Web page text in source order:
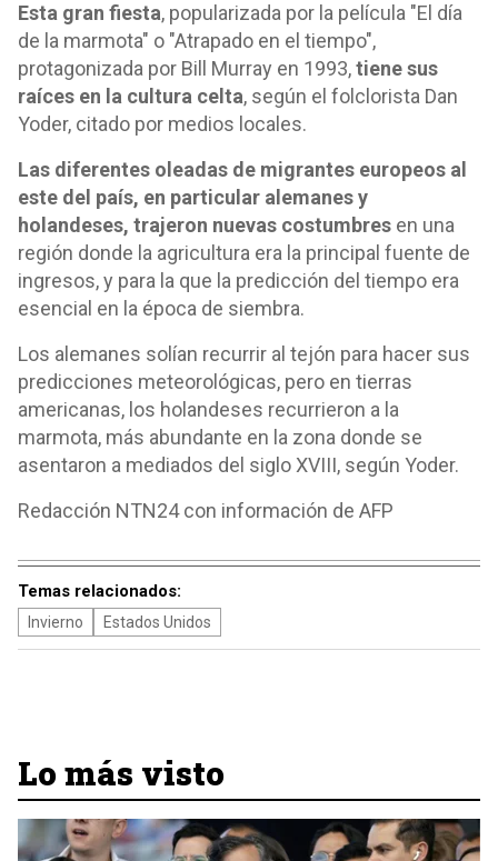
Esta gran fiesta, popularizada por la película "El día
de la marmota" o "Atrapado en el tiempo",
protagonizada por Bill Murray en 1993,tiene sus
raíces en la cultura celta, según el folclorista Dan
Yoder, citado por medios locales.
Las diferentes oleadas de migrantes europeos al
este del país, en particular alemanes y
holandeses, trajeron nuevas costumbres en una
región donde la agricultura era la principal fuente de
ingresos, y para la que la predicción del tiempo era
esencial en la época de siembra.
Los alemanes solían recurrir al tejón para hacer sus
predicciones meteorológicas, pero en tierras
americanas, los holandeses recurrieron a la
marmota, más abundante en la zona donde se
asentaron a mediados del siglo XVIII, según Yoder.
Redacción NTN24 con información de AFP
Temas relacionados:
Invierno Estados Unidos
Lo más visto